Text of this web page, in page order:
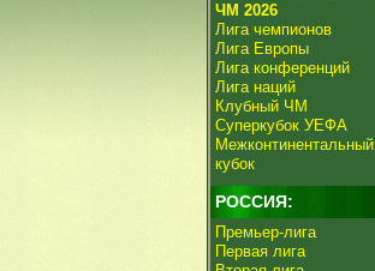
ЧМ 2026
Лига чемпионов
Лига Европы
Лига конференций
Лига наций
Клубный ЧМ
Суперкубок УЕФА
Межконтинентальный
кубок
РОССИЯ:
Премьер-лига
Первая лига